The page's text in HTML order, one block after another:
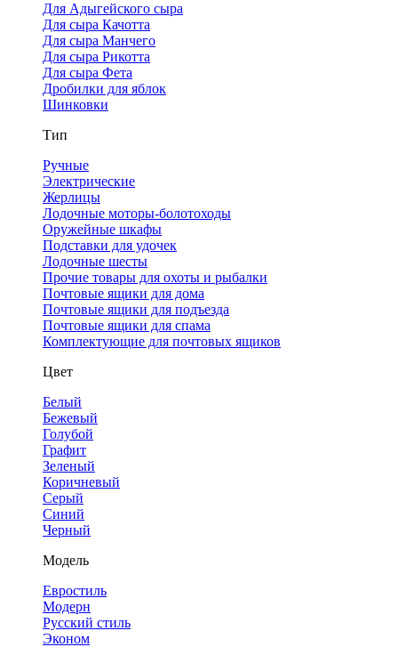
Для Адыгейского сыра
Для сыра Качотта
Для сыра Манчего
Для сыра Рикотта
Для сыра Фета
Дробилки для яблок
Шинковки
Тип
Ручные
Электрические
Жерлицы
Лодочные моторы-болотоходы
Оружейные шкафы
Подставки для удочек
Лодочные шесты
Прочие товары для охоты и рыбалки
Почтовые ящики для дома
Почтовые ящики для подъезда
Почтовые ящики для спама
Комплектующие для почтовых ящиков
Цвет
Белый
Бежевый
Голубой
Графит
Зеленый
Коричневый
Серый
Синий
Черный
Модель
Евростиль
Модерн
Русский стиль
Эконом